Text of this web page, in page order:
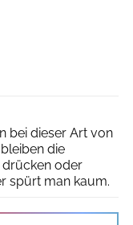
bei dieser Art von
die
drücken oder
spürt man kaum.